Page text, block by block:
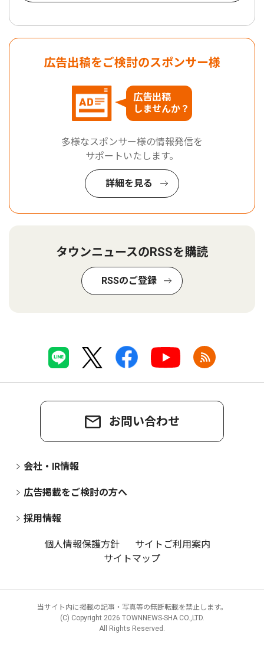
広告出稿をご検討のスポンサー様
広告出稿
しませんか？
多様なスポンサー様の情報発信を
サポートいたします。
詳細を見る
タウンニュースのRSSを購読
RSSのご登録
お問い合わせ
会社・IR情報
広告掲載をご検討の方へ
採用情報
個人情報保護方針
サイトご利用案内
サイトマップ
当サイト内に掲載の記事・写真等の無断転載を禁止します。
(C) Copyright 2026 TOWNNEWS-SHA CO.,LTD.
All Rights Reserved.